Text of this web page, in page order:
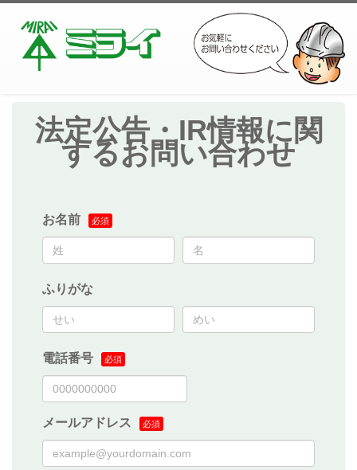
法定公告・IR情報に関
するお問い合わせ
お名前
ふりがな
電話番号
メールアドレス